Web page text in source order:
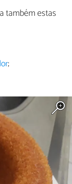
também estas
;